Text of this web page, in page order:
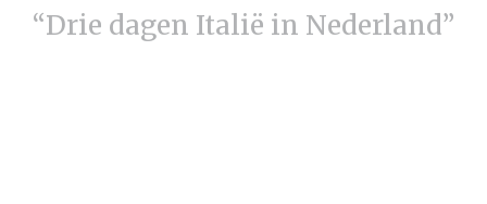
“Drie dagen Italië in Nederland”